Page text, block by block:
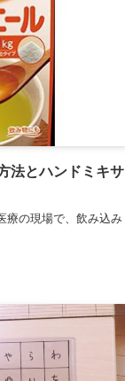
法とハンドミキサ
療の現場で、飲み込み